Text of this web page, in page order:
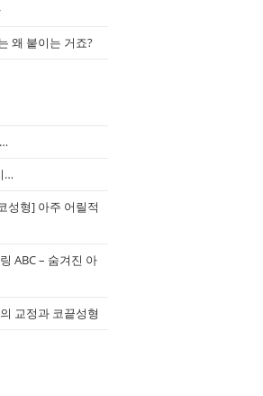
왜 붙이는 거죠?
…
성형] 아주 어릴적
ABC – 숨겨진 아
교정과 코끝성형